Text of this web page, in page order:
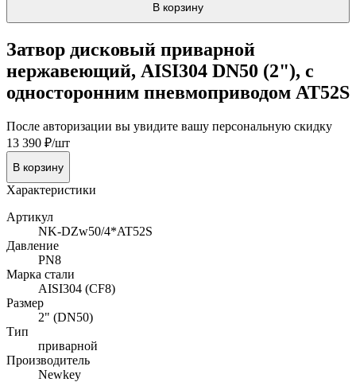
В корзину
Затвор дисковый приварной
нержавеющий, AISI304 DN50 (2"), с
односторонним пневмоприводом AT52S
После авторизации вы увидите вашу персональную скидку
13 390 ₽/шт
В корзину
Характеристики
Артикул
NK-DZw50/4*AT52S
Давление
PN8
Марка стали
AISI304 (CF8)
Размер
2" (DN50)
Тип
приварной
Производитель
Newkey